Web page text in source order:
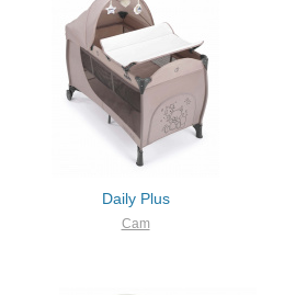
Daily Plus
Cam